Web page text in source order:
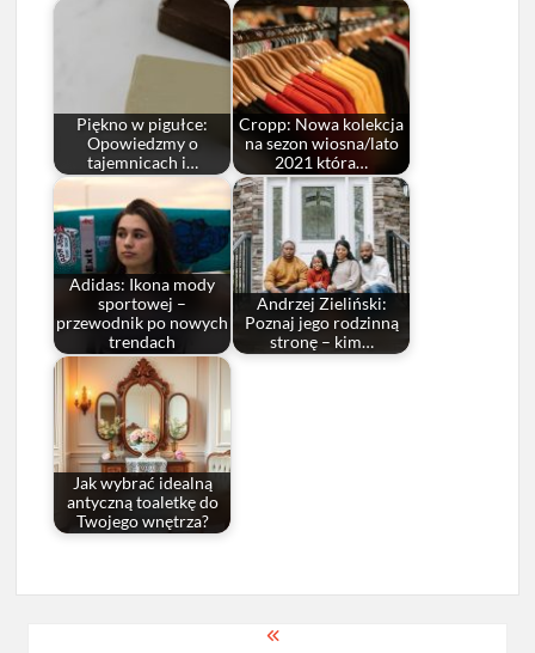
Piękno w pigułce:
Opowiedzmy o
tajemnicach i…
Cropp: Nowa kolekcja
na sezon wiosna/lato
2021 która…
Adidas: Ikona mody
sportowej –
przewodnik po nowych
trendach
Andrzej Zieliński:
Poznaj jego rodzinną
stronę – kim…
Jak wybrać idealną
antyczną toaletkę do
Twojego wnętrza?